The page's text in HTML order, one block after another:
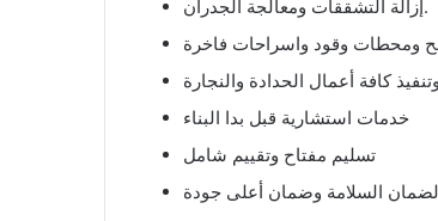
إزالة التشققات ومعالجة الجدران.
ومحطات وقود واسراحات فاخرة
كافة أعمال الحدادة والنجارة
خدمات استشارية قبل بدا البناء
تسليم مفتاح وتقييم شامل